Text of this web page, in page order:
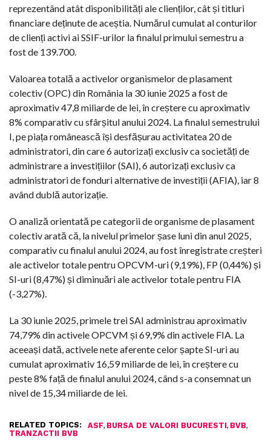
reprezentând atât disponibilități ale clienților, cât și titluri
financiare deținute de aceștia. Numărul cumulat al conturilor
de clienți activi ai SSIF-urilor la finalul primului semestru a
fost de 139.700.
Valoarea totală a activelor organismelor de plasament
colectiv (OPC) din România la 30 iunie 2025 a fost de
aproximativ 47,8 miliarde de lei, în creștere cu aproximativ
8% comparativ cu sfârșitul anului 2024. La finalul semestrului
I, pe piața românească își desfășurau activitatea 20 de
administratori, din care 6 autorizați exclusiv ca societăți de
administrare a investițiilor (SAI), 6 autorizați exclusiv ca
administratori de fonduri alternative de investiții (AFIA), iar 8
având dublă autorizație.
O analiză orientată pe categorii de organisme de plasament
colectiv arată că, la nivelul primelor șase luni din anul 2025,
comparativ cu finalul anului 2024, au fost înregistrate creșteri
ale activelor totale pentru OPCVM-uri (9,19%), FP (0,44%) și
SI-uri (8,47%) și diminuări ale activelor totale pentru FIA
(-3,27%).
La 30 iunie 2025, primele trei SAI administrau aproximativ
74,79% din activele OPCVM și 69,9% din activele FIA. La
aceeași dată, activele nete aferente celor șapte SI-uri au
cumulat aproximativ 16,59 miliarde de lei, în creștere cu
peste 8% față de finalul anului 2024, când s-a consemnat un
nivel de 15,34 miliarde de lei.
RELATED TOPICS: ASF, BURSA DE VALORI BUCURESTI, BVB,
TRANZACTII BVB